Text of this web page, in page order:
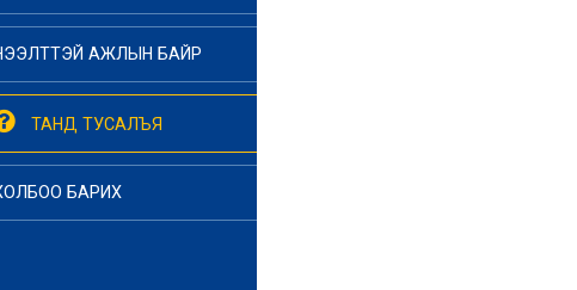
АЖЛЫН БАЙР
ТАНД ТУСАЛЪЯ
БАРИХ